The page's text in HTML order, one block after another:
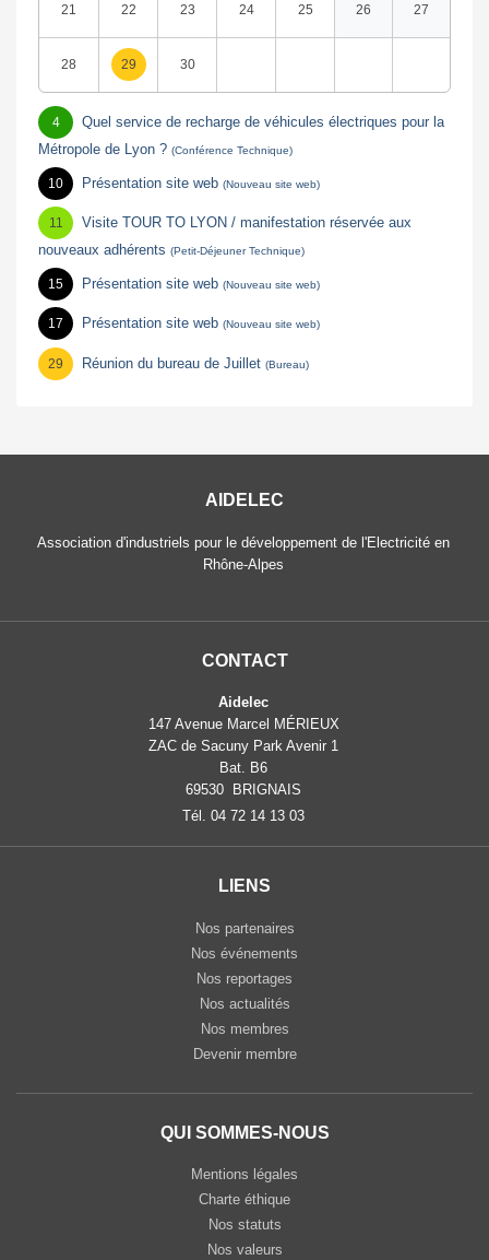
21 22 23 24 25 26 27
28 29 30
4
Quel service de recharge de véhicules électriques pour la
Métropole de Lyon ? (Conférence Technique)
10 Présentation site web (Nouveau site web)
11
Visite TOUR TO LYON / manifestation réservée aux
nouveaux adhérents (Petit-Déjeuner Technique)
15 Présentation site web (Nouveau site web)
17 Présentation site web (Nouveau site web)
29 Réunion du bureau de Juillet (Bureau)
AIDELEC
Association d'industriels pour le développement de l'Electricité en
Rhône-Alpes
CONTACT
Aidelec
147 Avenue Marcel MÉRIEUX
ZAC de Sacuny Park Avenir 1
Bat. B6
69530 BRIGNAIS
Tél. 04 72 14 13 03
LIENS
Nos partenaires
Nos événements
Nos reportages
Nos actualités
Nos membres
Devenir membre
QUI SOMMES-NOUS
Mentions légales
Charte éthique
Nos statuts
Nos valeurs